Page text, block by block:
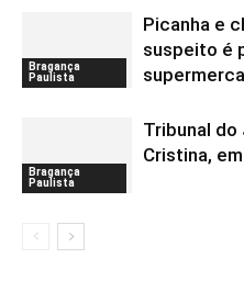
Bragança
Paulista
Picanha e
suspeito é
Bragança
Paulista
Tribunal do
Cristina,